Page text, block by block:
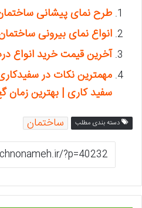
طرح نمای پیشانی
انواع نمای بیرونی
آخرین قیمت خرید
مهمترین نکات در
سفید کاری | بهترین زمان
دسته بندی مطلب ساختمان